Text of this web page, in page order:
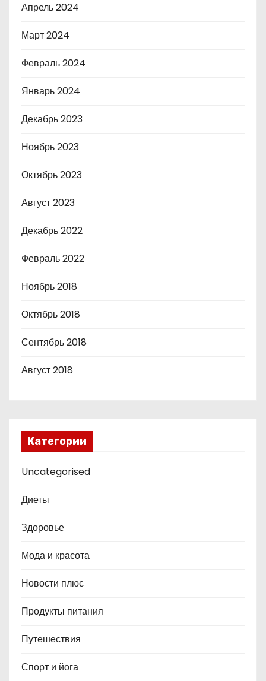
Апрель 2024
Март 2024
Февраль 2024
Январь 2024
Декабрь 2023
Ноябрь 2023
Октябрь 2023
Август 2023
Декабрь 2022
Февраль 2022
Ноябрь 2018
Октябрь 2018
Сентябрь 2018
Август 2018
Категории
Uncategorised
Диеты
Здоровье
Мода и красота
Новости плюс
Продукты питания
Путешествия
Спорт и йога